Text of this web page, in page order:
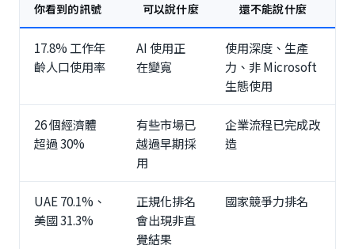
你看到的訊號 可以說什麼 還不能說什麼
17.8% 工作年
齡人口使用率
AI 使用正
在變寬
使用深度、生產
力、非 Microsoft
生態使用
26 個經濟體
超過 30%
有些市場已
越過早期採
用
企業流程已完成改
造
UAE 70.1%、
美國 31.3%
正規化排名
會出現非直
覺結果
國家競爭力排名